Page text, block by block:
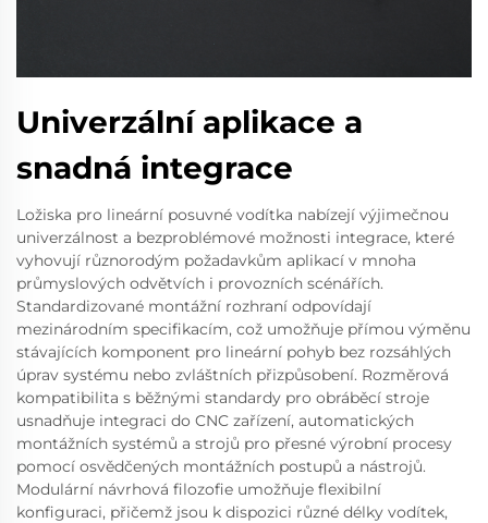
Univerzální aplikace a
snadná integrace
Ložiska pro lineární posuvné vodítka nabízejí výjimečnou
univerzálnost a bezproblémové možnosti integrace, které
vyhovují různorodým požadavkům aplikací v mnoha
průmyslových odvětvích i provozních scénářích.
Standardizované montážní rozhraní odpovídají
mezinárodním specifikacím, což umožňuje přímou výměnu
stávajících komponent pro lineární pohyb bez rozsáhlých
úprav systému nebo zvláštních přizpůsobení. Rozměrová
kompatibilita s běžnými standardy pro obráběcí stroje
usnadňuje integraci do CNC zařízení, automatických
montážních systémů a strojů pro přesné výrobní procesy
pomocí osvědčených montážních postupů a nástrojů.
Modulární návrhová filozofie umožňuje flexibilní
konfiguraci, přičemž jsou k dispozici různé délky vodítek,